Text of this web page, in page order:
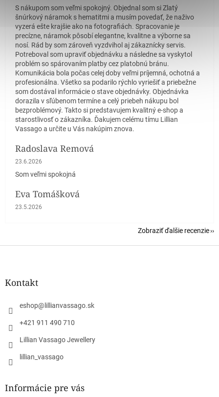
S nákupom som veľmi spokojný. Objednal som si Zlatý
šnúrkový náramok s hematitmi a musím povedať, že naživo
vyzerá ešte krajšie ako na fotografiách. Spracovanie je
precízne, náramok pôsobí elegantne, kvalitne a výborne sa
nosí. Rád by som zároveň vyzdvihol aj zákaznícky servis.
Potreboval som upraviť objednávku a následne sa vyskytol
problém so spárovaním platby cez platobnú bránu.
Komunikácia bola počas celej doby veľmi príjemná, ochotná a
profesionálna. Všetko sa podarilo rýchlo vyriešiť a priebežne
som dostával informácie o stave objednávky. Objednávka
dorazila v sľúbenom termíne a celý priebeh nákupu bol
bezproblémový. Takto si predstavujem kvalitný e-shop a
starostlivosť o zákazníka. Ďakujem celému tímu Lillian
Vassago a určite u Vás nakúpim znova.
Radoslava Remová
Hodnotenie obchodu je 5 z 5 hviezdičiek.
23.6.2026
Som veľmi spokojná
Eva Tomášková
Hodnotenie obchodu je 5 z 5 hviezdičiek.
23.5.2026
Zobraziť ďalšie recenzie
Z
Kontakt
eshop@ lillianvassago.sk
+421 911 490 710
Lillian Vassago Jewellery
lillian_vassago
Informácie pre vás